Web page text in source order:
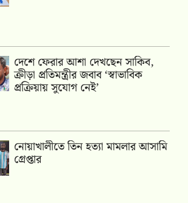
দেশে ফেরার আশা দেখছেন সাকিব,
ক্রীড়া প্রতিমন্ত্রীর জবাব ‘স্বাভাবিক
প্রক্রিয়ায় সুযোগ নেই’
নোয়াখালীতে তিন হত্যা মামলার আসামি
গ্রেপ্তার